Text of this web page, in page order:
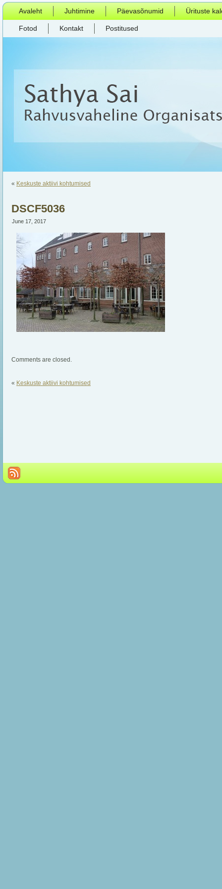
Avaleht Juhtimine Päevasõnumid Ürituste
Fotod Kontakt Postitused
« Keskuste aktiivi kohtumised
DSCF5036
June 17, 2017
Comments are closed.
« Keskuste aktiivi kohtumised